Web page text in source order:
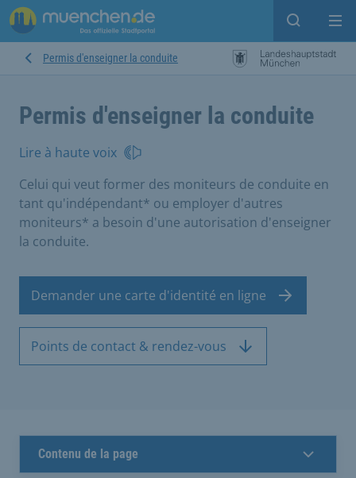
Open
Permis d'enseigner la conduite
Permis d'enseigner la conduite
Lire à haute voix
Celui qui veut former des moniteurs de conduite en
tant qu'indépendant* ou employer d'autres
moniteurs* a besoin d'une autorisation d'enseigner
la conduite.
Demander une carte d'identité en ligne
Points de contact & rendez-vous
Contenu de la page